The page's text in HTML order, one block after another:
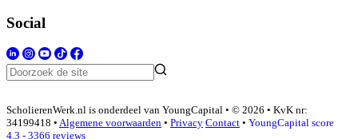
Social
ScholierenWerk.nl is onderdeel van YoungCapital • © 2026 • KvK nr:
34199418 • Algemene voorwaarden • Privacy Contact • YoungCapital score
4.3 - 3366 reviews